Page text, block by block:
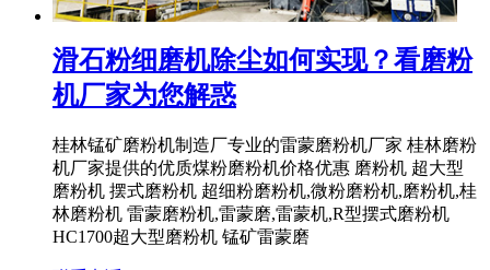
滑石粉细磨机除尘如何实现？看磨粉
机厂家为您解惑
桂林锰矿磨粉机制造厂专业的雷蒙磨粉机厂家 桂林磨粉
机厂家提供的优质煤粉磨粉机价格优惠 磨粉机 超大型
磨粉机 摆式磨粉机 超细粉磨粉机,微粉磨粉机,磨粉机,桂
林磨粉机 雷蒙磨粉机,雷蒙磨,雷蒙机,R型摆式磨粉机
HC1700超大型磨粉机 锰矿雷蒙磨